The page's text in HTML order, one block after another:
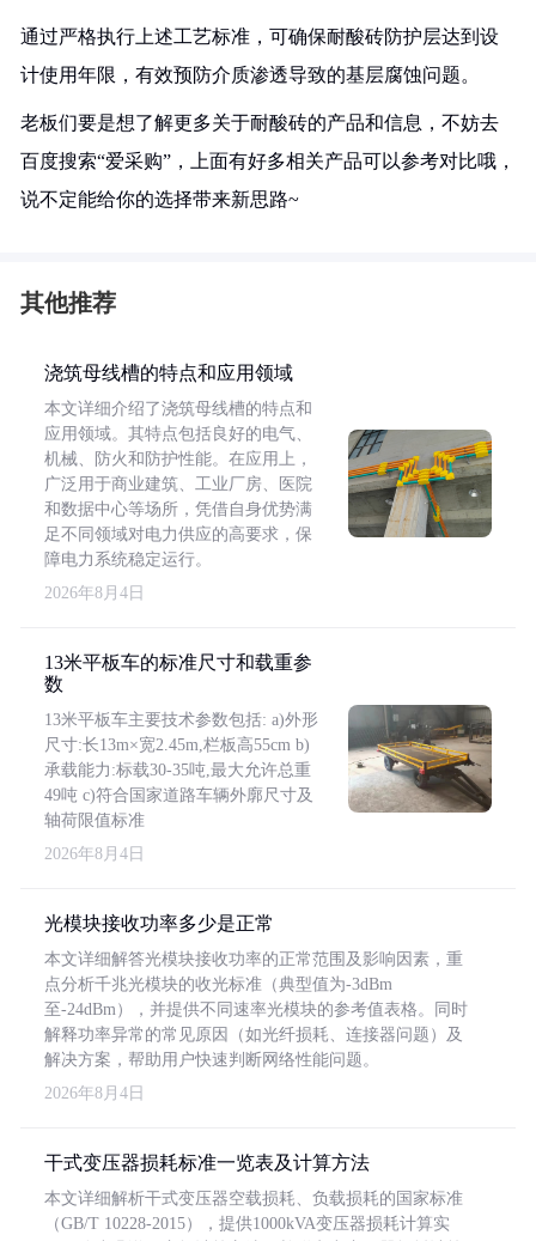
通过严格执行上述工艺标准，可确保耐酸砖防护层达到设
计使用年限，有效预防介质渗透导致的基层腐蚀问题。
老板们要是想了解更多关于耐酸砖的产品和信息，不妨去
百度搜索“爱采购”，上面有好多相关产品可以参考对比哦，
说不定能给你的选择带来新思路~
其他推荐
浇筑母线槽的特点和应用领域
本文详细介绍了浇筑母线槽的特点和
应用领域。其特点包括良好的电气、
机械、防火和防护性能。在应用上，
广泛用于商业建筑、工业厂房、医院
和数据中心等场所，凭借自身优势满
足不同领域对电力供应的高要求，保
障电力系统稳定运行。
2026年8月4日
13米平板车的标准尺寸和载重参
数
13米平板车主要技术参数包括: a)外形
尺寸:长13m×宽2.45m,栏板高55cm b)
承载能力:标载30-35吨,最大允许总重
49吨 c)符合国家道路车辆外廓尺寸及
轴荷限值标准
2026年8月4日
光模块接收功率多少是正常
本文详细解答光模块接收功率的正常范围及影响因素，重
点分析千兆光模块的收光标准（典型值为-3dBm
至-24dBm），并提供不同速率光模块的参考值表格。同时
解释功率异常的常见原因（如光纤损耗、连接器问题）及
解决方案，帮助用户快速判断网络性能问题。
2026年8月4日
干式变压器损耗标准一览表及计算方法
本文详细解析干式变压器空载损耗、负载损耗的国家标准
（GB/T 10228-2015），提供1000kVA变压器损耗计算实